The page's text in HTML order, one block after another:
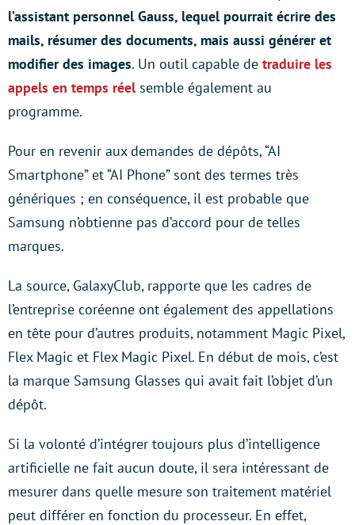
l’assistant personnel Gauss, lequel pourrait écrire des
mails, résumer des documents, mais aussi générer et
modifier des images. Un outil capable de traduire les
appels en temps réelsemble également au
programme.
Pour en revenir aux demandes de dépôts, “AI
Smartphone” et “AI Phone” sont des termes très
génériques ; en conséquence, il est probable que
Samsung n’obtienne pas d’accord pour de telles
marques.
La source, GalaxyClub, rapporte que les cadres de
l’entreprise coréenne ont également des appellations
en tête pour d’autres produits, notamment Magic Pixel,
Flex Magic et Flex Magic Pixel. En début de mois, c’est
la marque Samsung Glasses qui avait fait l’objet d’un
dépôt.
Si la volonté d’intégrer toujours plus d’intelligence
artificielle ne fait aucun doute, il sera intéressant de
mesurer dans quelle mesure son traitement matériel
peut différer en fonction du processeur. En effet,